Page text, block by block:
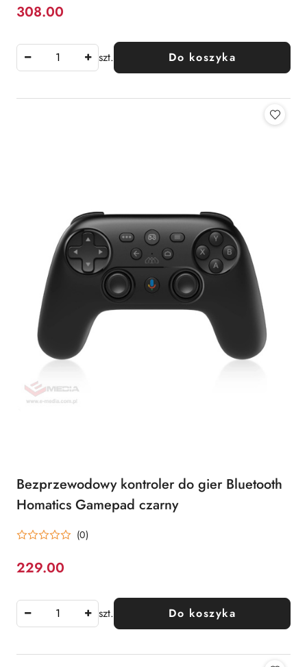
Cena:
308.00
szt. Do koszyka
Bezprzewodowy kontroler do gier Bluetooth
Homatics Gamepad czarny
(0)
Cena:
229.00
szt. Do koszyka